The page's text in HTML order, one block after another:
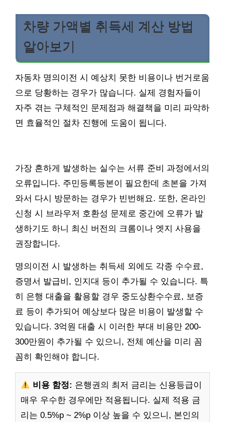
차량 가액별 취득세 계산 방법
알아보기
자동차 명의이전 시 예상치 못한 비용이나 번거로움
으로 당황하는 경우가 많습니다. 실제 경험자들이
자주 겪는 구체적인 문제점과 해결책을 미리 파악하
면 효율적인 절차 진행에 도움이 됩니다.
가장 흔하게 발생하는 실수는 서류 준비 과정에서의
오류입니다. 주민등록등본이 필요한데 초본을 가져
와서 다시 방문하는 경우가 빈번해요. 또한, 온라인
신청 시 브라우저 호환성 문제로 중간에 오류가 발
생하기도 하니 최신 버전의 크롬이나 엣지 사용을
권장합니다.
명의이전 시 발생하는 취득세 외에도 각종 수수료,
증명서 발급비, 인지대 등이 추가될 수 있습니다. 특
히 은행 대출을 활용할 경우 중도상환수수료, 보증
료 등이 추가되어 예상보다 많은 비용이 발생할 수
있습니다. 3억원 대출 시 이러한 부대 비용만 200-
300만원이 추가될 수 있으니, 전체 예산을 미리 꼼
꼼히 확인해야 합니다.
비용 함정: 은행권의 최저 금리는 신용등급이
매우 우수한 경우에만 적용됩니다. 실제 적용 금
리는 0.5%p ~ 2%p 이상 높을 수 있으니, 본인의